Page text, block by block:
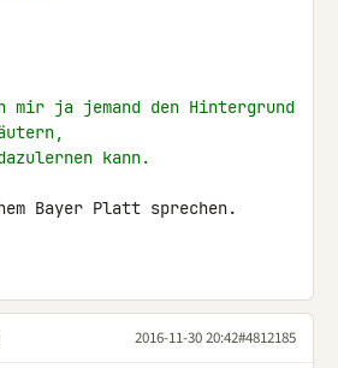
ja jemand den Hintergrund
kann.
Bayer Platt sprechen.
2016-11-30 20:42#4812185